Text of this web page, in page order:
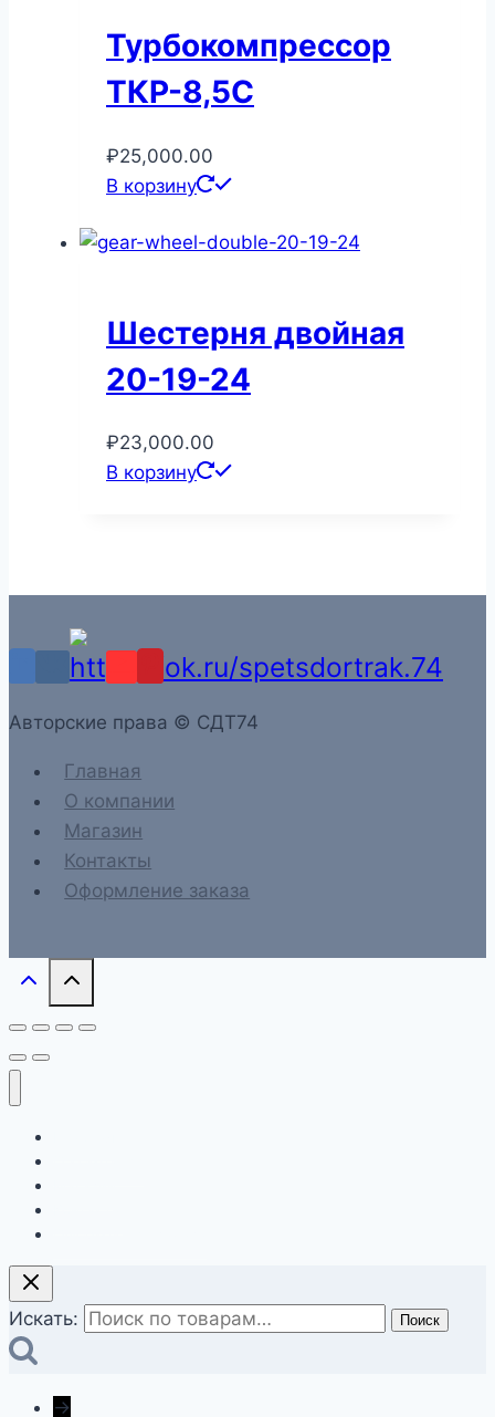
Турбокомпрессор
ТКР-8,5С
₽25,000.00
В корзину
Шестерня двойная
20-19-24
₽23,000.00
В корзину
Aвторские права © СДТ74
Главная
О компании
Магазин
Контакты
Оформление заказа
Искать: Поиск
→